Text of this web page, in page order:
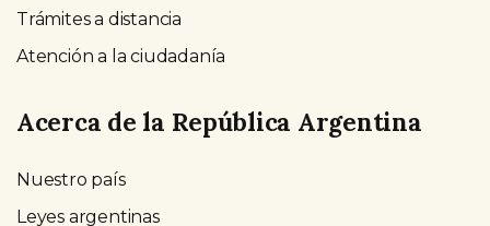
Trámites a distancia
Atención a la ciudadanía
Acerca de la República Argentina
Nuestro país
Leyes argentinas